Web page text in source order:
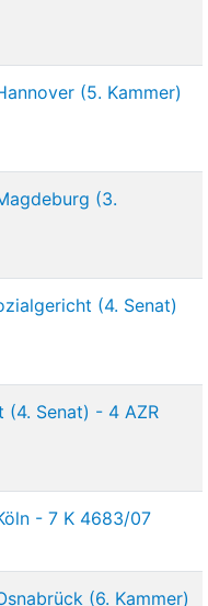
(5. Kammer)
(3.
(4. Senat)
(4. Senat) - 4 AZR
- 7 K 4683/07
(6. Kammer)